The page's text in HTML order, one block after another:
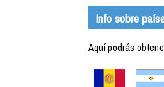
Info sobre
Aquí podrás